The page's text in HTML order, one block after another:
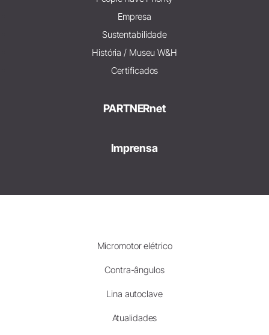
Empresa
Sustentabilidade
História / Museu W&H
Certificados
PARTNERnet
Imprensa
Micromotor elétrico
Contra-ângulos
Lina autoclave
Atualidades